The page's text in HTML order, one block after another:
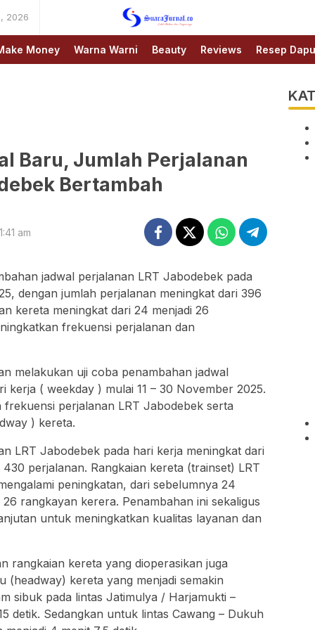
2026
SUARAJURNAL.CO
Money Warna Warni Beauty Reviews Resep
Baru, Jumlah Perjalanan
Bertambah
am
jadwal perjalanan LRT Jabodebek pada
dengan jumlah perjalanan meningkat dari 396
kereta meningkat dari 24 menjadi 26
frekuensi perjalanan dan
melakukan uji coba penambahan jadwal
kerja ( weekday ) mulai 11 – 30 November 2025.
perjalanan LRT Jabodebek serta
) kereta.
LRT Jabodebek pada hari kerja meningkat dari
perjalanan. Rangkaian kereta (trainset) LRT
peningkatan, dari sebelumnya 24
rangkayan kerera. Penambahan ini sekaligus
untuk meningkatkan kualitas layanan dan
rangkaian kereta yang dioperasikan juga
kereta yang menjadi semakin
sibuk pada lintas Jatimulya / Harjamukti –
detik. Sedangkan untuk lintas Cawang – Dukuh